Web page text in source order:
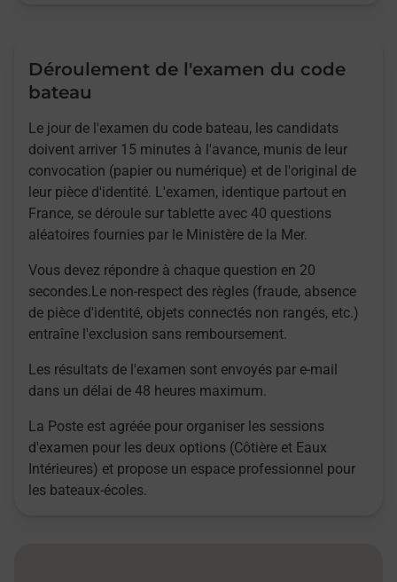
Déroulement de l'examen du code
bateau
Le jour de l'examen du code bateau, les candidats
doivent arriver 15 minutes à l'avance, munis de leur
convocation (papier ou numérique) et de l'original de
leur pièce d'identité. L'examen, identique partout en
France, se déroule sur tablette avec 40 questions
aléatoires fournies par le Ministère de la Mer.
Vous devez répondre à chaque question en 20
secondes.Le non-respect des règles (fraude, absence
de pièce d'identité, objets connectés non rangés, etc.)
entraîne l'exclusion sans remboursement.
Les résultats de l'examen sont envoyés par e-mail
dans un délai de 48 heures maximum.
La Poste est agréée pour organiser les sessions
d'examen pour les deux options (Côtière et Eaux
Intérieures) et propose un espace professionnel pour
les bateaux-écoles.